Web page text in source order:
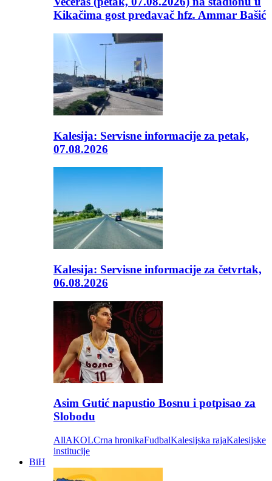
Kikačima gost predavač hfz. Ammar Bašić
Kalesija: Servisne informacije za petak,
07.08.2026
Kalesija: Servisne informacije za četvrtak,
06.08.2026
Asim Gutić napustio Bosnu i potpisao za
Slobodu
AllAKOLCrna hronikaFudbalKalesijska rajaKalesijske
institucije
BiH